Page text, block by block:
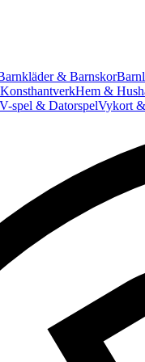
& Barnskor
Hem &
spel & DatorspelVykort